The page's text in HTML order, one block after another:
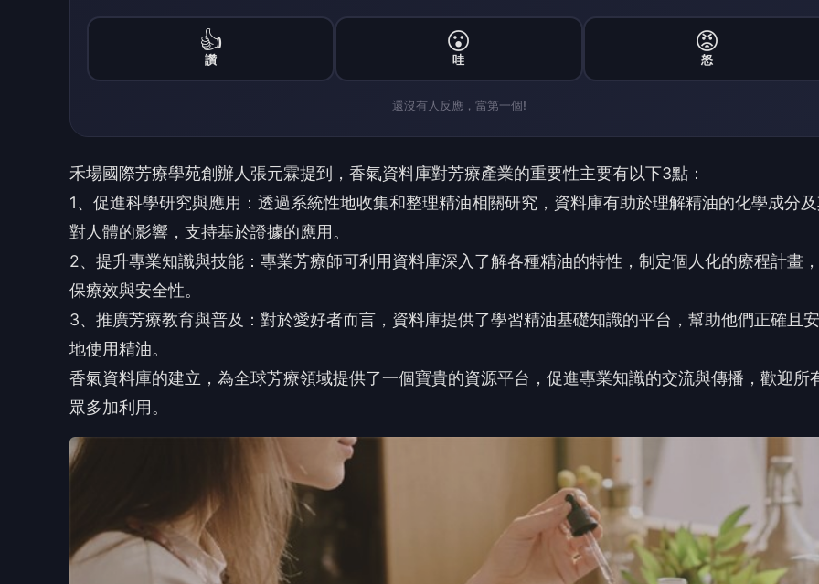
👍
讚
😮
哇
😡
怒
還沒有人反應，當第一個!
禾場國際芳療學苑創辦人張元霖提到，香氣資料庫對芳療產業的重要性主要有以下3點：
1、促進科學研究與應用：透過系統性地收集和整理精油相關研究，資料庫有助於理解精油的化學成分
對人體的影響，支持基於證據的應用。
2、提升專業知識與技能：專業芳療師可利用資料庫深入了解各種精油的特性，制定個人化的療程計畫
保療效與安全性。
3、推廣芳療教育與普及：對於愛好者而言，資料庫提供了學習精油基礎知識的平台，幫助他們正確且
地使用精油。
香氣資料庫的建立，為全球芳療領域提供了一個寶貴的資源平台，促進專業知識的交流與傳播，歡迎所
眾多加利用。